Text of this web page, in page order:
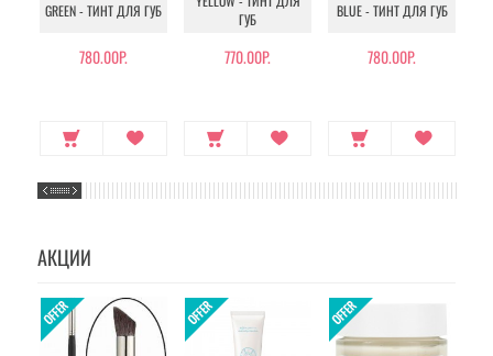
GREEN - ТИНТ ДЛЯ ГУБ
780.00Р.
ГУБ
770.00Р.
BLUE - ТИНТ ДЛЯ ГУБ
780.00Р.
АКЦИИ